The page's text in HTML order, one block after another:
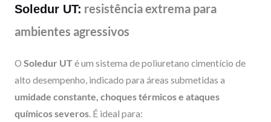
Soledur UT: resistência extrema para
ambientes agressivos
O Soledur UTé um sistema de poliuretano cimentício de
alto desempenho, indicado para áreas submetidas a
umidade constante, choques térmicos e ataques
químicos severos. É ideal para: